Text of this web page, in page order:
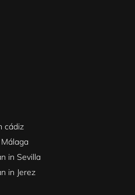
cádiz
in Sevilla
in Jerez